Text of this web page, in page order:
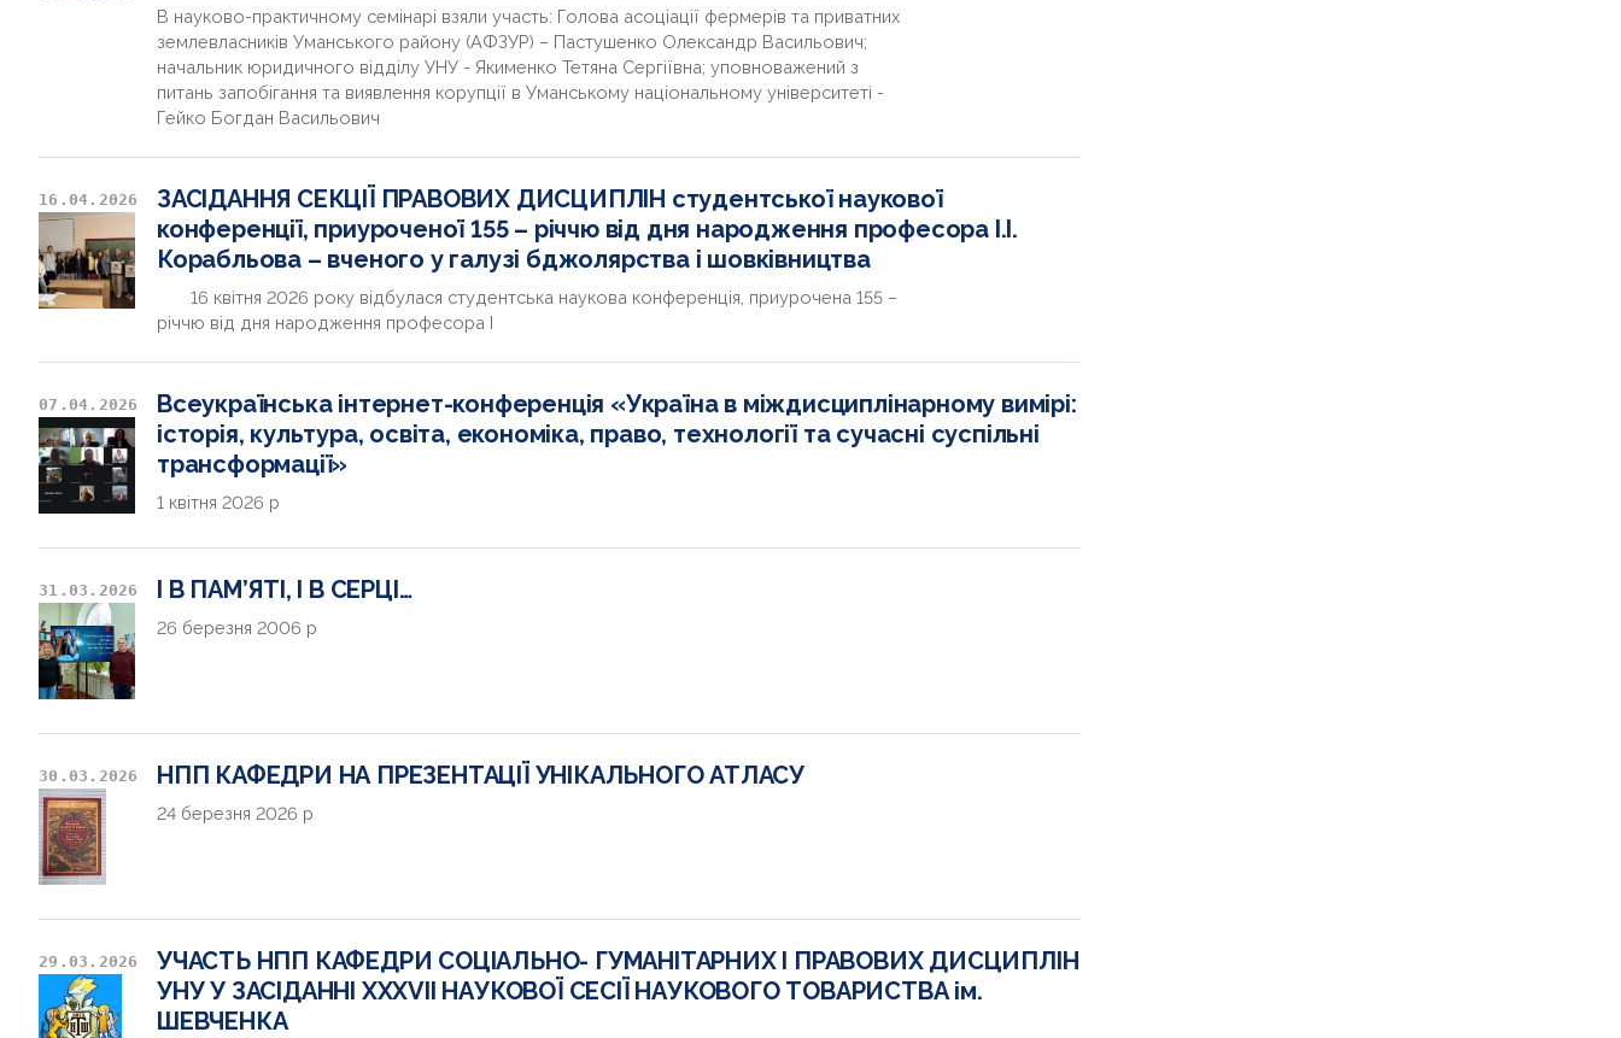
В науково-практичному семінарі взяли участь: Голова асоціації фермерів та приватних
землевласників Уманського району (АФЗУР) – Пастушенко Олександр Васильович;
начальник юридичного відділу УНУ - Якименко Тетяна Сергіївна; уповноважений з
питань запобігання та виявлення корупції в Уманському національному університеті -
Гейко Богдан Васильович
16.04.2026
ЗАСІДАННЯ СЕКЦІЇ ПРАВОВИХ ДИСЦИПЛІН студентської наукової
конференції, приуроченої 155 – річчю від дня народження професора І.І.
Корабльова – вченого у галузі бджолярства і шовківництва
16 квітня 2026 року відбулася студентська наукова конференція, приурочена 155 –
річчю від дня народження професора І
07.04.2026
Всеукраїнська інтернет-конференція «Україна в міждисциплінарному вимірі:
історія, культура, освіта, економіка, право, технології та сучасні суспільні
трансформації»
1 квітня 2026 р
31.03.2026 І В ПАМ’ЯТІ, І В СЕРЦІ…
26 березня 2006 р
30.03.2026 НПП КАФЕДРИ НА ПРЕЗЕНТАЦІЇ УНІКАЛЬНОГО АТЛАСУ
24 березня 2026 р
29.03.2026
УЧАСТЬ НПП КАФЕДРИ СОЦІАЛЬНО- ГУМАНІТАРНИХ І ПРАВОВИХ ДИСЦИПЛІН
УНУ У ЗАСІДАННІ XXXVII НАУКОВОЇ СЕСІЇ НАУКОВОГО ТОВАРИСТВА ім.
ШЕВЧЕНКА